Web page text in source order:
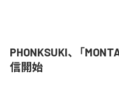
PHONKSUKI、「
信開始